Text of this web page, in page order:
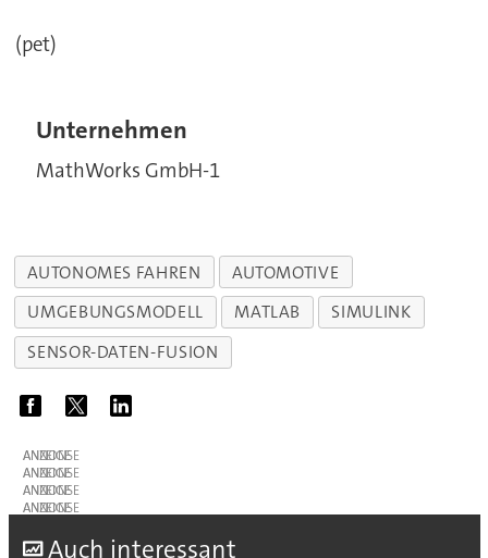
(pet)
Unternehmen
MathWorks GmbH-1
AUTONOMES FAHREN
AUTOMOTIVE
UMGEBUNGSMODELL
MATLAB
SIMULINK
SENSOR-DATEN-FUSION
ANZEIGE
ANZEIGE
ANZEIGE
ANZEIGE
Auch interessant